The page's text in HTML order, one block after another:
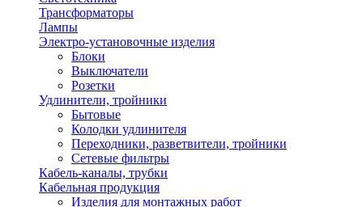
Трансформаторы
Лампы
Электро-установочные изделия
Блоки
Выключатели
Розетки
Удлинители, тройники
Бытовые
Колодки удлинителя
Переходники, разветвители, тройники
Сетевые фильтры
Кабель-каналы, трубки
Кабельная продукция
Изделия для монтажных работ